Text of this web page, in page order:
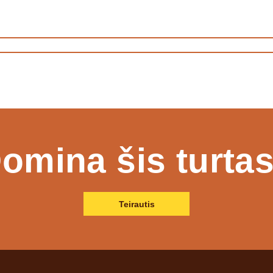
šis
Teirautis